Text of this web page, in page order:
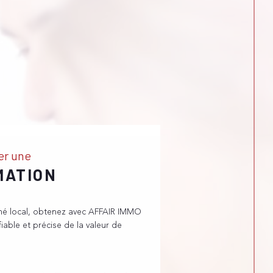
une
local, obtenez avec AFFAIR IMMO
et précise de la valeur de